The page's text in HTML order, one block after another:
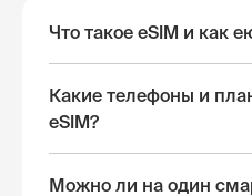
Что такое eSIM и как
Какие телефоны и
eSIM?
Можно ли на один